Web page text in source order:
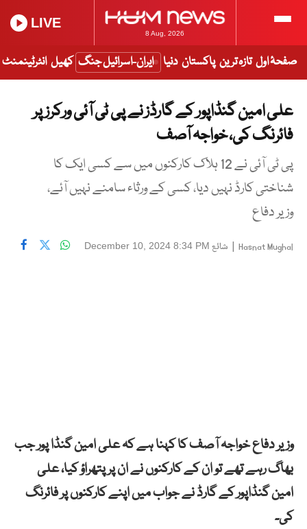
8 Aug, 2026
LIVE
صفحۂ اول تازہ ترین پاکستان دنیا ایران-اسرائیل جنگ کھیل انٹرٹینمنٹ
علی امین گنڈاپور کے گارڈز نے پی ٹی آئی ورکرز پر
فائرنگ کی، خواجہ آصف
پی ٹی آئی نے 12 ہلاک کارکنوں میں سے کسی ایک کا
شناختی کارڈ نہیں دیا، کسی کے ورثاء سامنے نہیں آئے،
وزیر دفاع
Hasnat Mughal
| شائع December 10, 2024 8:34 PM
وزیر دفاع خواجہ آصف کا کہنا ہے کہ علی امین گنڈا پور جب
بھاگ رہے تھے تو ان کے کارکنوں نے ان پر پتھراؤ کیا، علی
امین گنڈاپور کے گارڈ نے جواب میں اپنے کارکنوں پر فائرنگ
کی۔